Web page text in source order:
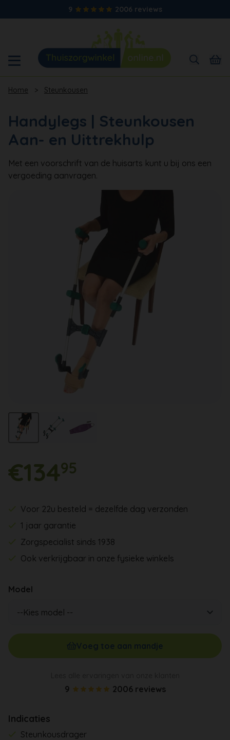
9 2006 reviews
Home > Steunkousen
Handylegs | Steunkousen
Aan- en Uittrekhulp
Met een voorschrift van de huisarts kunt u bij ons een
vergoeding aanvragen.
€13495
Voor 22u besteld = dezelfde dag verzonden
1 jaar garantie
Zorgspecialist sinds 1938
Ook verkrijgbaar in onze fysieke winkels
Model
9 2006 reviews
Indicaties
Steunkousdrager